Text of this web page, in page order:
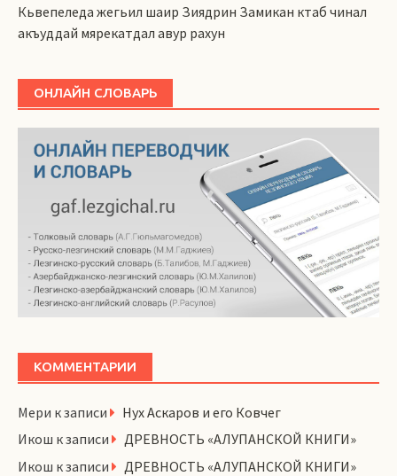
Кьвепеледа жегьил шаир Зиядрин Замикан ктаб чинал
акъуддай мярекатдал авур рахун
ОНЛАЙН СЛОВАРЬ
КОММЕНТАРИИ
Мери к записи
Нух Аскаров и его Ковчег
Икош к записи
ДРЕВНОСТЬ «АЛУПАНСКОЙ КНИГИ»
Икош к записи
ДРЕВНОСТЬ «АЛУПАНСКОЙ КНИГИ»